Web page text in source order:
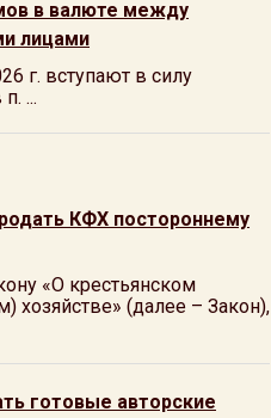
в валюте между
лицами
г. вступают в силу
...
КФХ постороннему
«О крестьянском
хозяйстве» (далее – Закон),
готовые авторские